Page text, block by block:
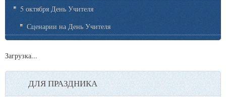
5 октября День Учителя
Сценарии на День Учителя
Загрузка...
ДЛЯ ПРАЗДНИКА